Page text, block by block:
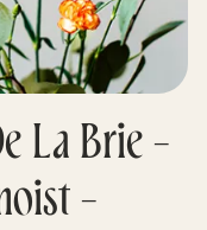
La Brie -
-